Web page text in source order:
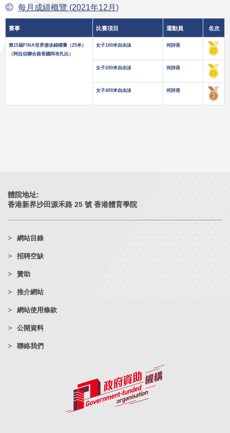
每月成績概覽 (2021年12月)
賽事 比賽項目 運動員 名次
第15屆FINA世界游泳錦標賽（25米）
（阿拉伯聯合酋長國阿布扎比）
女子100米自由泳 何詩蓓
女子200米自由泳 何詩蓓
女子400米自由泳 何詩蓓
體院地址:
香港新界沙田源禾路 25 號 香港體育學院
網站目錄
招聘空缺
贊助
推介網站
網站使用條款
公開資料
聯絡我們